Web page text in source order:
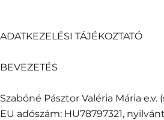
ADATKEZELÉSI TÁJÉKOZTATÓ
BEVEZETÉS
Szabóné Pásztor Valéria Mária e.v.
EU adószám: HU78797321,